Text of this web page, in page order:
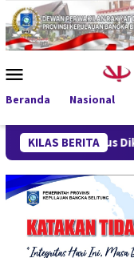
Loncat
ke
konten
Mobile
Beranda Nasional
KILAS BERITA
Dikembangkan